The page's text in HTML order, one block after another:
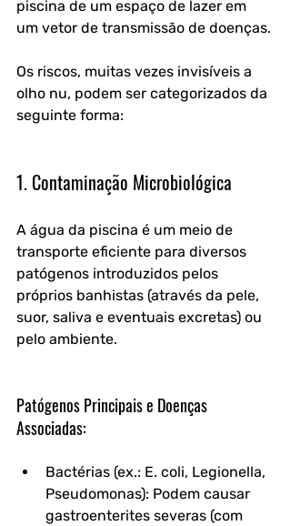
piscina de um espaço de lazer em
um vetor de transmissão de doenças.
Os riscos, muitas vezes invisíveis a
olho nu, podem ser categorizados da
seguinte forma:
1. Contaminação Microbiológica
A água da piscina é um meio de
transporte eficiente para diversos
patógenos introduzidos pelos
próprios banhistas (através da pele,
suor, saliva e eventuais excretas) ou
pelo ambiente.
Patógenos Principais e Doenças
Associadas:
Bactérias (ex.: E. coli, Legionella,
Pseudomonas): Podem causar
gastroenterites severas (com